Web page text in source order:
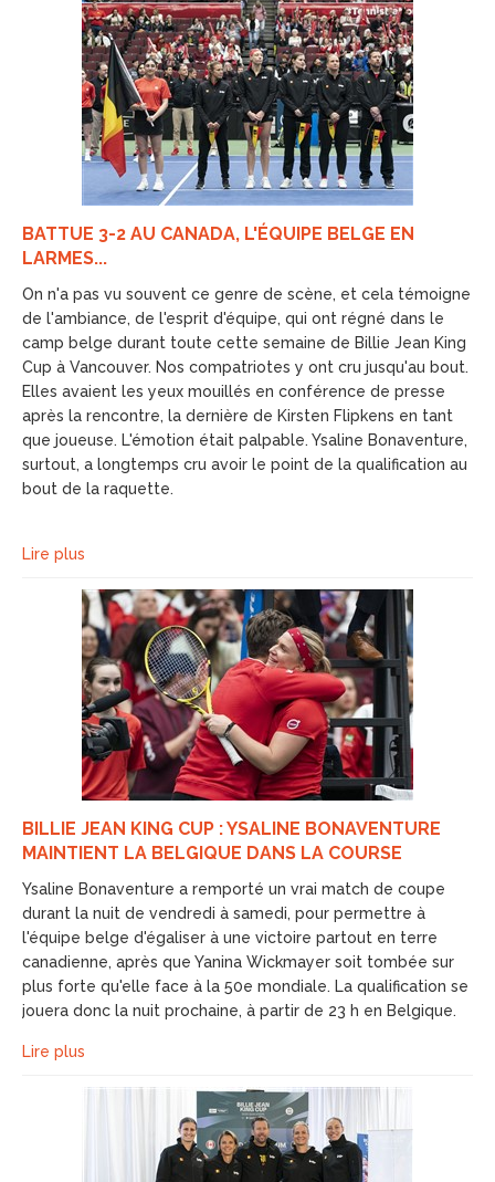
BATTUE 3-2 AU CANADA, L'ÉQUIPE BELGE EN
LARMES...
On n'a pas vu souvent ce genre de scène, et cela témoigne
de l'ambiance, de l'esprit d'équipe, qui ont régné dans le
camp belge durant toute cette semaine de Billie Jean King
Cup à Vancouver. Nos compatriotes y ont cru jusqu'au bout.
Elles avaient les yeux mouillés en conférence de presse
après la rencontre, la dernière de Kirsten Flipkens en tant
que joueuse. L'émotion était palpable. Ysaline Bonaventure,
surtout, a longtemps cru avoir le point de la qualification au
bout de la raquette.
Lire plus
BILLIE JEAN KING CUP : YSALINE BONAVENTURE
MAINTIENT LA BELGIQUE DANS LA COURSE
Ysaline Bonaventure a remporté un vrai match de coupe
durant la nuit de vendredi à samedi, pour permettre à
l'équipe belge d'égaliser à une victoire partout en terre
canadienne, après que Yanina Wickmayer soit tombée sur
plus forte qu'elle face à la 50e mondiale. La qualification se
jouera donc la nuit prochaine, à partir de 23 h en Belgique.
Lire plus